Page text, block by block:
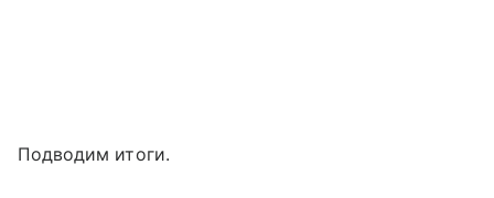
Подводим итоги.